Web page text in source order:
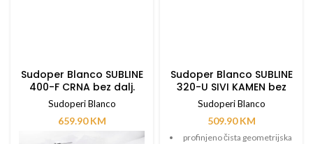
Sudoper Blanco SUBLINE
400-F CRNA bez dalj.
upravlj.
Sudoperi Blanco
659.90KM
Sudoper Blanco SUBLINE
320-U SIVI KAMEN bez
dalj. upravlj.
Sudoperi Blanco
509.90KM
profinjeno čista geometrijska